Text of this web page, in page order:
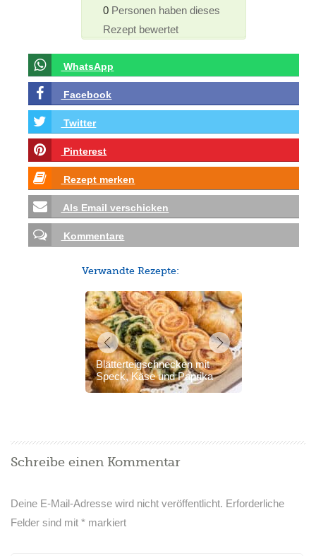
0 Personen haben dieses
Rezept bewertet
WhatsApp
Facebook
Twitter
Pinterest
Rezept merken
Als Email verschicken
Kommentare
Verwandte Rezepte:
Blätterteigschnecken mit
Speck, Käse und Paprika
Schreibe einen Kommentar
Deine E-Mail-Adresse wird nicht veröffentlicht. Erforderliche
Felder sind mit* markiert